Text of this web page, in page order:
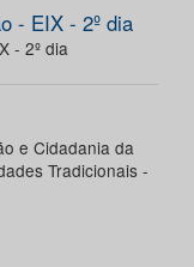
- EIX - 2º dia
- 2º dia
e Cidadania da
Tradicionais -